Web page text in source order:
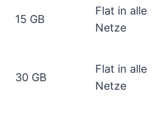
15 GB
Flat in alle
Netze
30 GB
Flat in alle
Netze